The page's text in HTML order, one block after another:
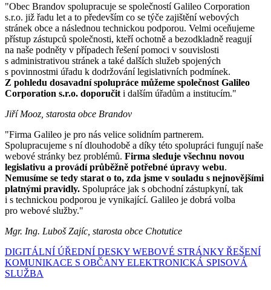
"Obec Brandov spolupracuje se společností Galileo Corporation
s.r.o. již řadu let a to především co se týče zajištění webových
stránek obce a následnou technickou podporou. Velmi oceňujeme
přístup zástupců společnosti, kteří ochotně a bezodkladně reagují
na naše podněty v případech řešení pomoci v souvislosti
s administrativou stránek a také dalších služeb spojených
s povinnostmi úřadu k dodržování legislativních podmínek.
Z pohledu dosavadní spolupráce můžeme společnost Galileo
Corporation s.r.o. doporučit i dalším úřadům a institucím."
Jiří Mooz, starosta obce Brandov
"Firma Galileo je pro nás velice solidním partnerem.
Spolupracujeme s ní dlouhodobě a díky této spolupráci fungují naše
webové stránky bez problémů. Firma sleduje všechnu novou
legislativu a provádí průběžně potřebné úpravy webu.
Nemusíme se tedy starat o to, zda jsme v souladu s nejnovějšími
platnými pravidly. Spolupráce jak s obchodní zástupkyní, tak
i s technickou podporou je vynikající. Galileo je dobrá volba
pro webové služby."
Mgr. Ing. Luboš Zajíc, starosta obce Chotutice
DIGITÁLNÍ ÚŘEDNÍ DESKY WEBOVÉ STRÁNKY ŘEŠENÍ
KOMUNIKACE S OBČANY ELEKTRONICKÁ SPISOVÁ
SLUŽBA